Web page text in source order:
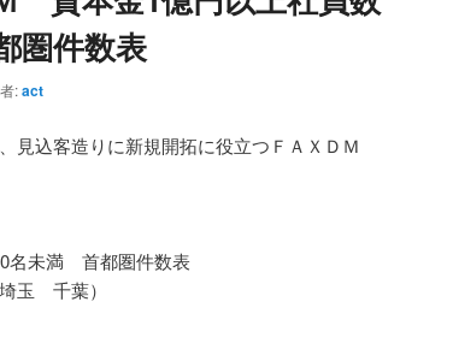
圏件数表
:act
見込客造りに新規開拓に役立つＦＡＸＤＭ
名未満 首都圏件数表
玉 千葉）